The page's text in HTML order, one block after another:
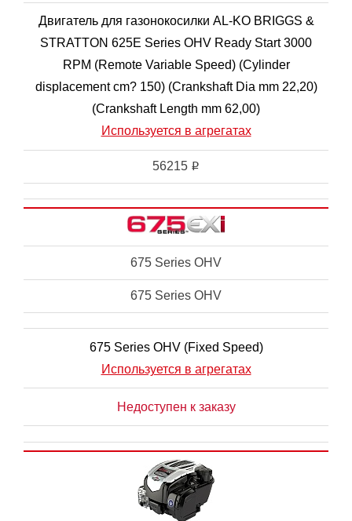
Двигатель для газонокосилки AL-KO BRIGGS &
STRATTON 625E Series OHV Ready Start 3000
RPM (Remote Variable Speed) (Cylinder
displacement cm? 150) (Crankshaft Dia mm 22,20)
(Crankshaft Length mm 62,00)
Используется в агрегатах
56215 i
675 Series OHV
675 Series OHV
675 Series OHV (Fixed Speed)
Используется в агрегатах
Недоступен к заказу